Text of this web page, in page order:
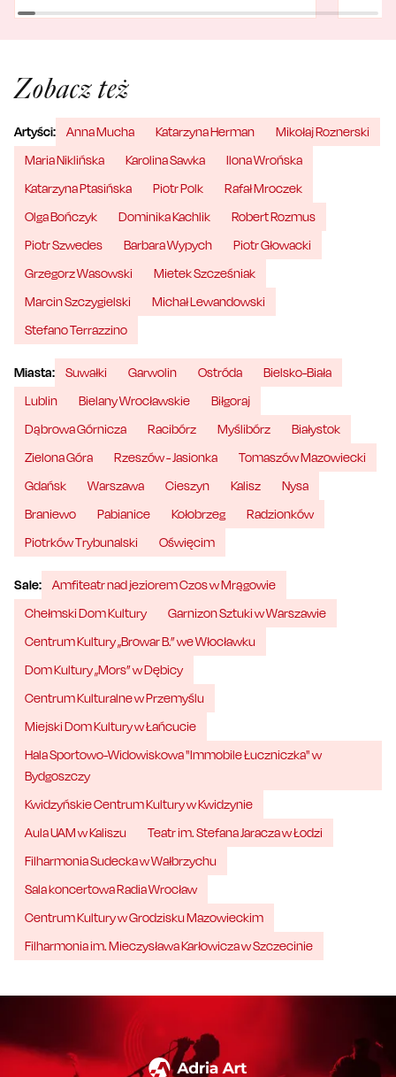
Zobacz też
Artyści: Anna Mucha Katarzyna Herman
Mikołaj Roznerski
Maria Niklińska
Karolina Sawka
Ilona Wrońska
Katarzyna Ptasińska
Piotr Polk
Rafał Mroczek
Olga Bończyk
Dominika Kachlik
Robert Rozmus
Piotr Szwedes
Barbara Wypych
Piotr Głowacki
Grzegorz Wasowski
Mietek Szcześniak
Marcin Szczygielski
Michał Lewandowski
Stefano Terrazzino
Miasta: Suwałki Garwolin Ostróda
Bielsko-Biała
Lublin
Bielany Wrocławskie
Biłgoraj
Dąbrowa Górnicza
Racibórz Myślibórz
Białystok
Zielona Góra
Rzeszów - Jasionka
Tomaszów Mazowiecki
Gdańsk
Warszawa Cieszyn Kalisz
Nysa
Braniewo
Pabianice Kołobrzeg
Radzionków
Piotrków Trybunalski
Oświęcim
Sale:
Amfiteatr nad jeziorem Czos w Mrągowie
Chełmski Dom Kultury
Garnizon Sztuki w Warszawie
Centrum Kultury „Browar B.” we Włocławku
Dom Kultury „Mors” w Dębicy
Centrum Kulturalne w Przemyślu
Miejski Dom Kultury w Łańcucie
Hala Sportowo-Widowiskowa "Immobile Łuczniczka" w
Bydgoszczy
Kwidzyńskie Centrum Kultury w Kwidzynie
Aula UAM w Kaliszu
Teatr im. Stefana Jaracza w Łodzi
Filharmonia Sudecka w Wałbrzychu
Sala koncertowa Radia Wrocław
Centrum Kultury w Grodzisku Mazowieckim
Filharmonia im. Mieczysława Karłowicza w Szczecinie